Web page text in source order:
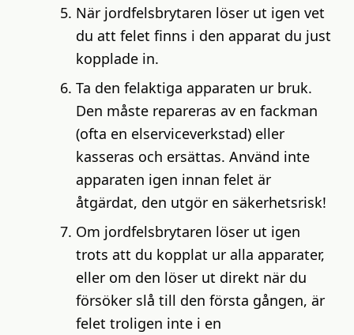
När jordfelsbrytaren löser ut igen vet
du att felet finns i den apparat du just
kopplade in.
Ta den felaktiga apparaten ur bruk.
Den måste repareras av en fackman
(ofta en elserviceverkstad) eller
kasseras och ersättas. Använd inte
apparaten igen innan felet är
åtgärdat, den utgör en säkerhetsrisk!
Om jordfelsbrytaren löser ut igen
trots att du kopplat ur alla apparater,
eller om den löser ut direkt när du
försöker slå till den första gången, är
felet troligen inte i en